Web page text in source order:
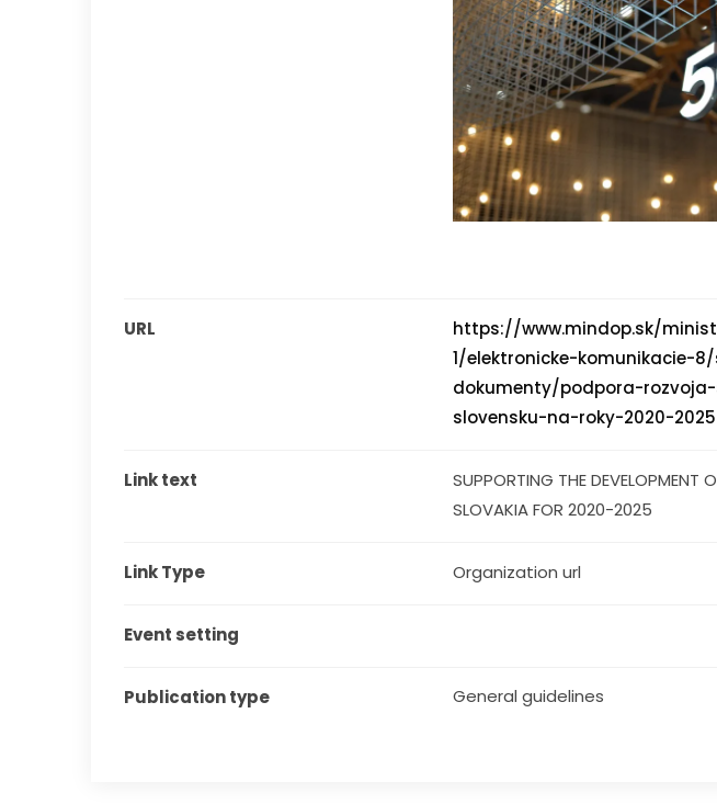
URL
https://www.mindop.sk/
1/elektronicke-komunikacie-
dokumenty/podpora-
slovensku-na-roky-2020-2025
Link text
SUPPORTING THE DEVELOPMENT
SLOVAKIA FOR 2020-2025
Link Type Organization url
Event setting
Publication type General guidelines